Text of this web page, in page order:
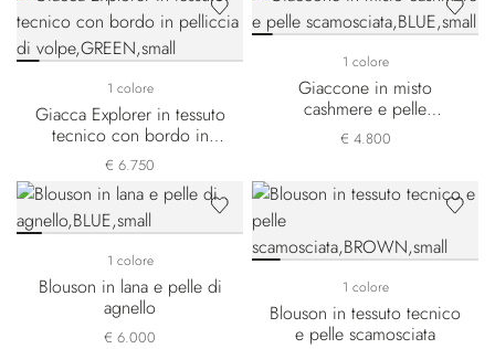
1 colore
Giacca Explorer in tessuto
tecnico con bordo in
pelliccia di volpe
€ 6.750
1 colore
Giaccone in misto
cashmere e pelle
scamosciata
€ 4.800
1 colore
Blouson in lana e pelle di
agnello
€ 6.000
1 colore
Blouson in tessuto tecnico
e pelle scamosciata